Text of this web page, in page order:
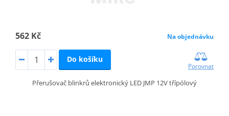
562 Kč Na objednávku
Do košíku
Porovnat
Přerušovač blinkrů elektronický LED JMP 12V třípólový